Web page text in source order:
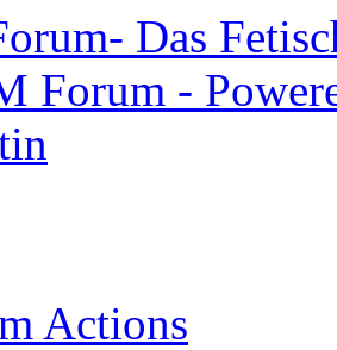
Actions